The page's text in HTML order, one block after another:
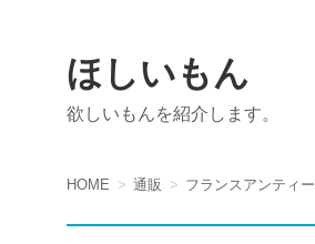
ほしいもん
欲しいもんを紹介します。
HOME 通販 フランスアンティ